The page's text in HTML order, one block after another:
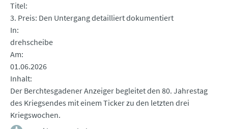
Titel
3. Preis: Den Untergang detailliert dokumentiert
In
drehscheibe
Am
01.06.2026
Inhalt
Der Berchtesgadener Anzeiger begleitet den 80. Jahrestag
des Kriegsendes mit einem Ticker zu den letzten drei
Kriegswochen.